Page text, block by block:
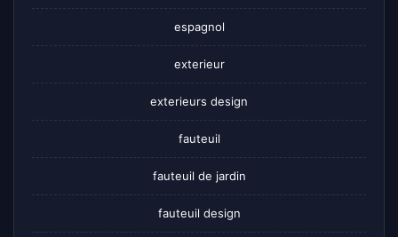
espagnol
exterieur
exterieurs design
fauteuil
fauteuil de jardin
fauteuil design